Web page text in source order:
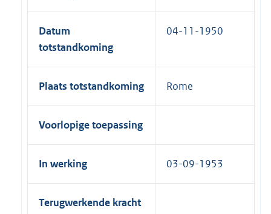
Datum
totstandkoming
04-11-1950
Plaats totstandkoming Rome
Voorlopige toepassing
In werking 03-09-1953
Terugwerkende kracht